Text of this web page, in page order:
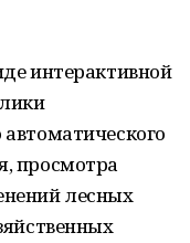
интерактивной
просмотра
лесных